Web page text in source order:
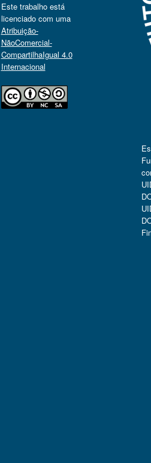
Este trabalho está
licenciado com uma
Atribuição-
NãoComercial-
CompartilhaIgual 4.0
Internacional